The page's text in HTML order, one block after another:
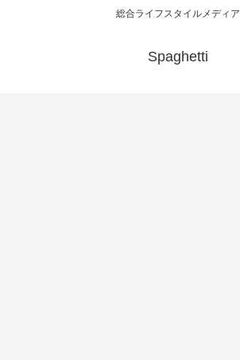
総合ライフスタイルメディア
Spaghetti